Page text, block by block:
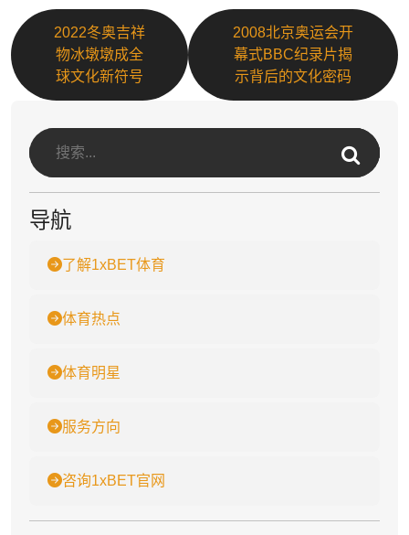
2022冬奥吉祥
物冰墩墩成全
球文化新符号
2008北京奥运会开
幕式BBC纪录片揭
示背后的文化密码
导航
了解1xBET体育
体育热点
体育明星
服务方向
咨询1xBET官网